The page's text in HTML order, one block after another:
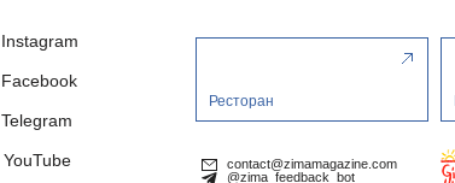
Instagram
Facebook
Telegram
YouTube
Ресторан
contact@zimamagazine.com
@zima_feedback_bot